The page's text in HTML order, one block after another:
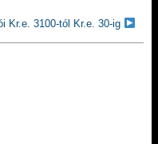
Kr.e. 3100-tól Kr.e. 30-ig